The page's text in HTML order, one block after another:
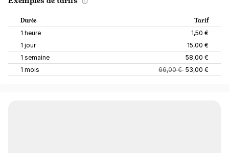
Durée Tarif
1 heure
1,50 €
1 jour
15,00 €
1 semaine
58,00 €
1 mois
66,00 € 53,00 €